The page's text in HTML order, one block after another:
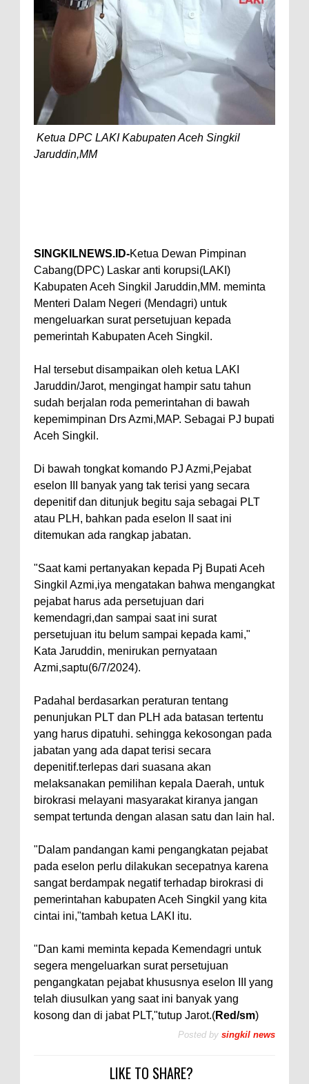
Ketua DPC LAKI Kabupaten Aceh Singkil
Jaruddin,MM
SINGKILNEWS.ID-Ketua Dewan Pimpinan
Cabang(DPC) Laskar anti korupsi(LAKI)
Kabupaten Aceh Singkil Jaruddin,MM. meminta
Menteri Dalam Negeri (Mendagri) untuk
mengeluarkan surat persetujuan kepada
pemerintah Kabupaten Aceh Singkil.
Hal tersebut disampaikan oleh ketua LAKI
Jaruddin/Jarot, mengingat hampir satu tahun
sudah berjalan roda pemerintahan di bawah
kepemimpinan Drs Azmi,MAP. Sebagai PJ bupati
Aceh Singkil.
Di bawah tongkat komando PJ Azmi,Pejabat
eselon III banyak yang tak terisi yang secara
depenitif dan ditunjuk begitu saja sebagai PLT
atau PLH, bahkan pada eselon II saat ini
ditemukan ada rangkap jabatan.
"Saat kami pertanyakan kepada Pj Bupati Aceh
Singkil Azmi,iya mengatakan bahwa mengangkat
pejabat harus ada persetujuan dari
kemendagri,dan sampai saat ini surat
persetujuan itu belum sampai kepada kami,"
Kata Jaruddin, menirukan pernyataan
Azmi,saptu(6/7/2024).
Padahal berdasarkan peraturan tentang
penunjukan PLT dan PLH ada batasan tertentu
yang harus dipatuhi. sehingga kekosongan pada
jabatan yang ada dapat terisi secara
depenitif.terlepas dari suasana akan
melaksanakan pemilihan kepala Daerah, untuk
birokrasi melayani masyarakat kiranya jangan
sempat tertunda dengan alasan satu dan lain hal.
"Dalam pandangan kami pengangkatan pejabat
pada eselon perlu dilakukan secepatnya karena
sangat berdampak negatif terhadap birokrasi di
pemerintahan kabupaten Aceh Singkil yang kita
cintai ini,"tambah ketua LAKI itu.
"Dan kami meminta kepada Kemendagri untuk
segera mengeluarkan surat persetujuan
pengangkatan pejabat khususnya eselon III yang
telah diusulkan yang saat ini banyak yang
kosong dan di jabat PLT,"tutup Jarot.(Red/sm)
Posted by singkil news
LIKE TO SHARE?